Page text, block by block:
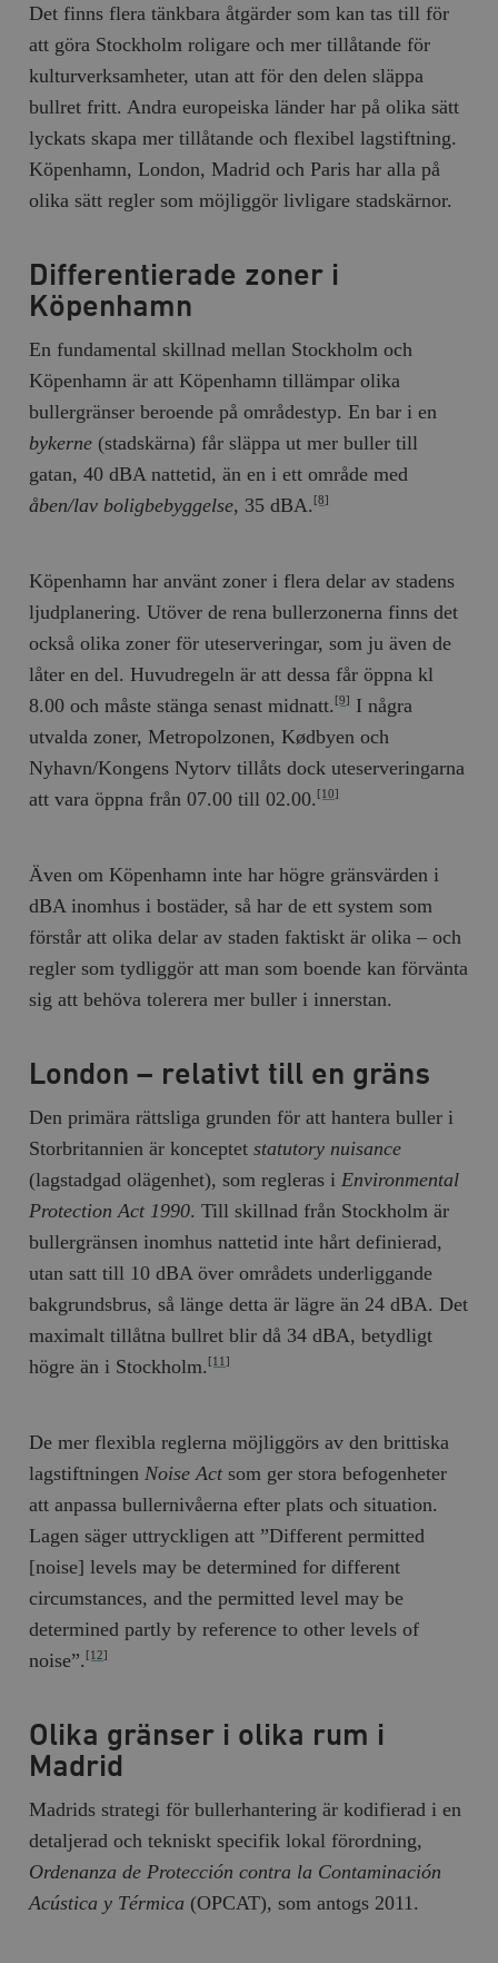
Det finns flera tänkbara åtgärder som kan tas till för
att göra Stockholm roligare och mer tillåtande för
kulturverksamheter, utan att för den delen släppa
bullret fritt. Andra europeiska länder har på olika sätt
lyckats skapa mer tillåtande och flexibel lagstiftning.
Köpenhamn, London, Madrid och Paris har alla på
olika sätt regler som möjliggör livligare stadskärnor.
Differentierade zoner i
Köpenhamn
En fundamental skillnad mellan Stockholm och
Köpenhamn är att Köpenhamn tillämpar olika
bullergränser beroende på områdestyp. En bar i en
bykerne (stadskärna) får släppa ut mer buller till
gatan, 40 dBA nattetid, än en i ett område med
åben/lav boligbebyggelse, 35 dBA. [8]
Köpenhamn har använt zoner i flera delar av stadens
ljudplanering. Utöver de rena bullerzonerna finns det
också olika zoner för uteserveringar, som ju även de
låter en del. Huvudregeln är att dessa får öppna kl
8.00 och måste stänga senast midnatt. [9] I några
utvalda zoner, Metropolzonen, Kødbyen och
Nyhavn/Kongens Nytorv tillåts dock uteserveringarna
att vara öppna från 07.00 till 02.00. [10]
Även om Köpenhamn inte har högre gränsvärden i
dBA inomhus i bostäder, så har de ett system som
förstår att olika delar av staden faktiskt är olika – och
regler som tydliggör att man som boende kan förvänta
sig att behöva tolerera mer buller i innerstan.
London – relativt till en gräns
Den primära rättsliga grunden för att hantera buller i
Storbritannien är konceptetstatutory nuisance
(lagstadgad olägenhet), som regleras i Environmental
Protection Act 1990. Till skillnad från Stockholm är
bullergränsen inomhus nattetid inte hårt definierad,
utan satt till 10 dBA över områdets underliggande
bakgrundsbrus, så länge detta är lägre än 24 dBA. Det
maximalt tillåtna bullret blir då 34 dBA, betydligt
högre än i Stockholm. [11]
De mer flexibla reglerna möjliggörs av den brittiska
lagstiftningen Noise Actsom ger stora befogenheter
att anpassa bullernivåerna efter plats och situation.
Lagen säger uttryckligen att ”Different permitted
[noise] levels may be determined for different
circumstances, and the permitted level may be
determined partly by reference to other levels of
noise”. [12]
Olika gränser i olika rum i
Madrid
Madrids strategi för bullerhantering är kodifierad i en
detaljerad och tekniskt specifik lokal förordning,
Ordenanza de Protección contra la Contaminación
Acústica y Térmica (OPCAT), som antogs 2011.